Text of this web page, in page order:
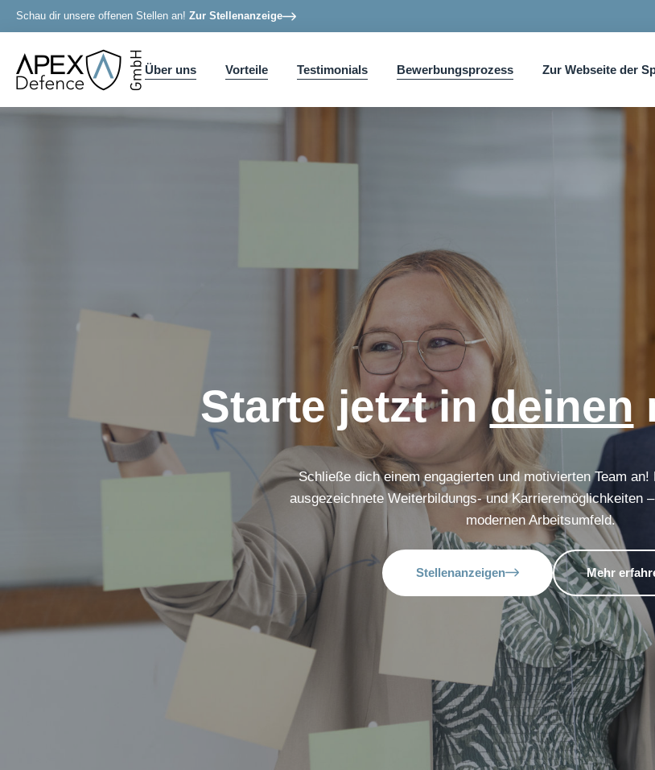
Schau dir unsere offenen Stellen an! Zur Stellenanzeige
Über uns Vorteile Testimonials Bewerbungsprozess Zur Webseite der
Starte jetzt indeinen
Schließe dich einem engagierten und motivierten Team
ausgezeichnete Weiterbildungs- und Karrieremöglichkeiten
modernen Arbeitsumfeld.
Stellenanzeigen Mehr